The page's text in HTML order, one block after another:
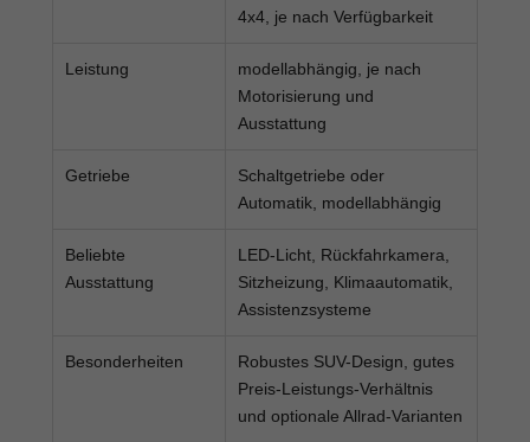
4x4, je nach Verfügbarkeit
Leistung
modellabhängig, je nach
Motorisierung und
Ausstattung
Getriebe
Schaltgetriebe oder
Automatik, modellabhängig
Beliebte
Ausstattung
LED-Licht, Rückfahrkamera,
Sitzheizung, Klimaautomatik,
Assistenzsysteme
Besonderheiten
Robustes SUV-Design, gutes
Preis-Leistungs-Verhältnis
und optionale Allrad-Varianten